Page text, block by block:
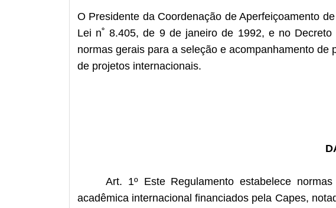
O Presidente da Coordenação de Aperfeiçoamento
Lei n˚ 8.405, de 9 de janeiro de 1992, e no
normas gerais para a seleção e acompanhamento
de projetos internacionais.
Art. 1º Este Regulamento estabelece
acadêmica internacional financiados pela Capes,